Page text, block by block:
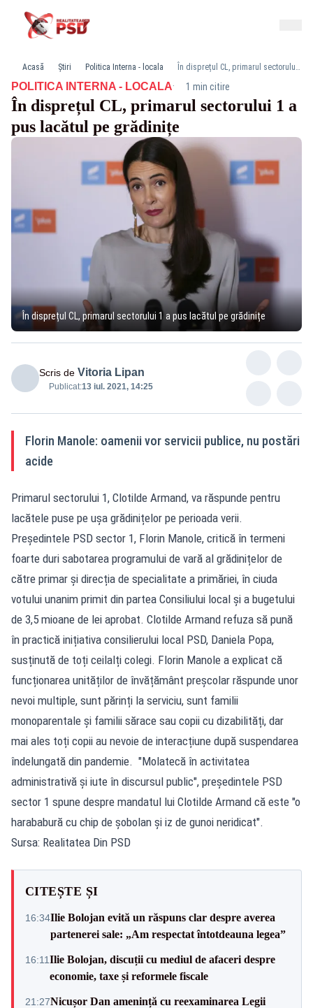
Acasă Știri Politica Interna - locala În disprețul CL, primarul sectorului 1 a pus lacătul pe grădinițe
POLITICA INTERNA - LOCALA· 1 min citire
În disprețul CL, primarul sectorului 1 a
pus lacătul pe grădinițe
În disprețul CL, primarul sectorului 1 a pus lacătul pe grădinițe
Scris de Vitoria Lipan
Publicat:13 iul. 2021, 14:25
Florin Manole: oamenii vor servicii publice, nu postări
acide
Primarul sectorului 1, Clotilde Armand, va răspunde pentru
lacătele puse pe ușa grădinițelor pe perioada verii.
Președintele PSD sector 1, Florin Manole, critică în termeni
foarte duri sabotarea programului de vară al grădinițelor de
către primar și direcția de specialitate a primăriei, în ciuda
votului unanim primit din partea Consiliului local și a bugetului
de 3,5 mioane de lei aprobat. Clotilde Armand refuza să pună
în practică inițiativa consilierului local PSD, Daniela Popa,
susținută de toți ceilalți colegi. Florin Manole a explicat că
funcționarea unităților de învățământ preșcolar răspunde unor
nevoi multiple, sunt părinți la serviciu, sunt familii
monoparentale și familii sărace sau copii cu dizabilități, dar
mai ales toți copii au nevoie de interacțiune după suspendarea
îndelungată din pandemie. "Molatecă în activitatea
administrativă și iute în discursul public", președintele PSD
sector 1 spune despre mandatul lui Clotilde Armand că este "o
harababură cu chip de șobolan și iz de gunoi neridicat".
Sursa: Realitatea Din PSD
CITEȘTE ȘI
16:34Ilie Bolojan evită un răspuns clar despre averea
partenerei sale: „Am respectat întotdeauna legea”
16:11Ilie Bolojan, discuții cu mediul de afaceri despre
economie, taxe și reformele fiscale
21:27Nicușor Dan amenință cu reexaminarea Legii